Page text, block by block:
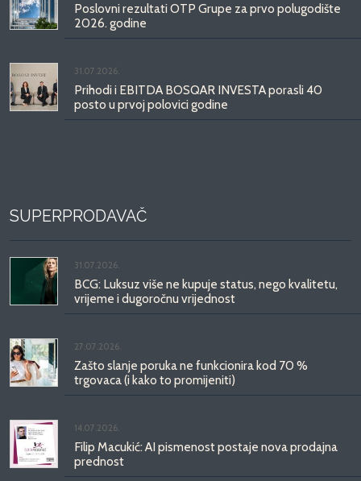
Poslovni rezultati OTP Grupe za prvo polugodište
2026. godine
31.07.2026.
Prihodi i EBITDA BOSQAR INVESTA porasli 40
posto u prvoj polovici godine
SUPERPRODAVAČ
31.07.2026.
BCG: Luksuz više ne kupuje status, nego kvalitetu,
vrijeme i dugoročnu vrijednost
27.07.2026.
Zašto slanje poruka ne funkcionira kod 70 %
trgovaca (i kako to promijeniti)
14.07.2026.
Filip Macukić: AI pismenost postaje nova prodajna
prednost